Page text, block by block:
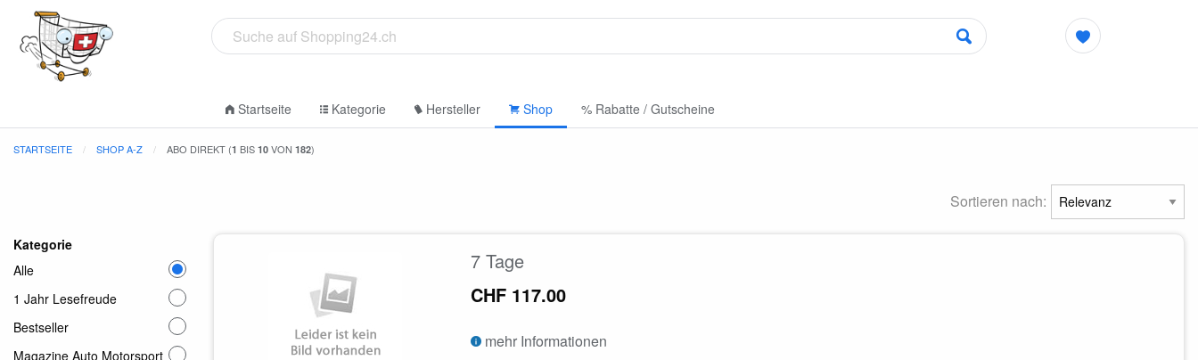
Startseite Kategorie Hersteller Shop % Rabatte / Gutscheine
STARTSEITE SHOP A-Z ABO DIREKT (1 BIS 10 VON 182)
Sortieren nach:
Kategorie
Alle
1 Jahr Lesefreude
Bestseller
Magazine Auto Motorsport
7 Tage
CHF 117.00
mehr Informationen